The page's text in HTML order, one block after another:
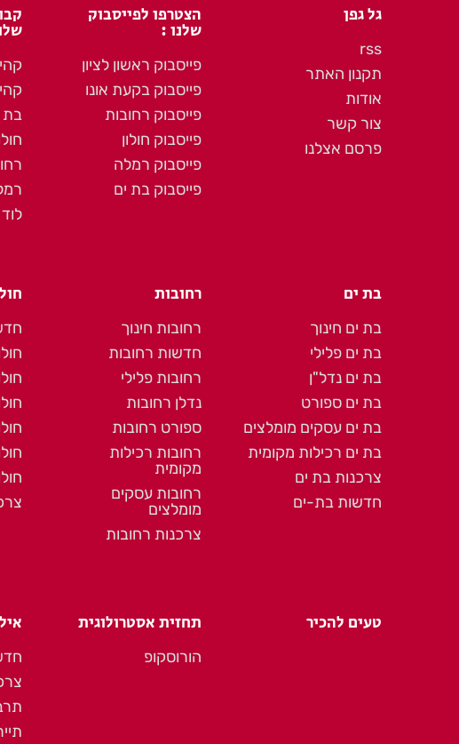
גל גפן
rss
תקנון האתר
אודות
צור קשר
פרסם אצלנו
הצטרפו לפייסבוק
שלנו :
פייסבוק ראשון לציון
פייסבוק בקעת אונו
פייסבוק רחובות
פייסבוק חולון
פייסבוק רמלה
פייסבוק בת ים
בת
לוד
בת ים
בת ים חינוך
בת ים פלילי
בת ים נדל"ן
בת ים ספורט
בת ים עסקים מומלצים
בת ים רכילות מקומית
צרכנות בת ים
חדשות בת-ים
רחובות
רחובות חינוך
חדשות רחובות
רחובות פלילי
נדלן רחובות
ספורט רחובות
רחובות רכילות
מקומית
רחובות עסקים
מומלצים
צרכנות רחובות
טעים להכיר תחזית אסטרולוגית
הורוסקופ